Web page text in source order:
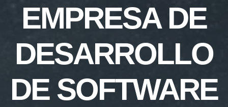
EMPRESA DE
DESARROLLO
DE SOFTWARE